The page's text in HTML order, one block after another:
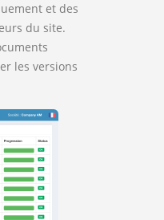
et des
du site.
les versions